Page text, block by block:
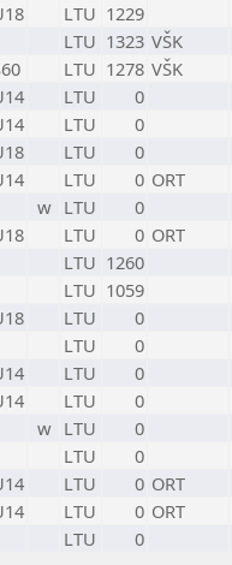
LTU 1229
LTU 1323 VŠK
LTU 1278 VŠK
LTU 0
LTU 0
LTU 0
LTU 0 ORT
w LTU 0
LTU 0 ORT
LTU 1260
LTU 1059
LTU 0
LTU 0
LTU 0
LTU 0
w LTU 0
LTU 0
LTU 0 ORT
LTU 0 ORT
LTU 0